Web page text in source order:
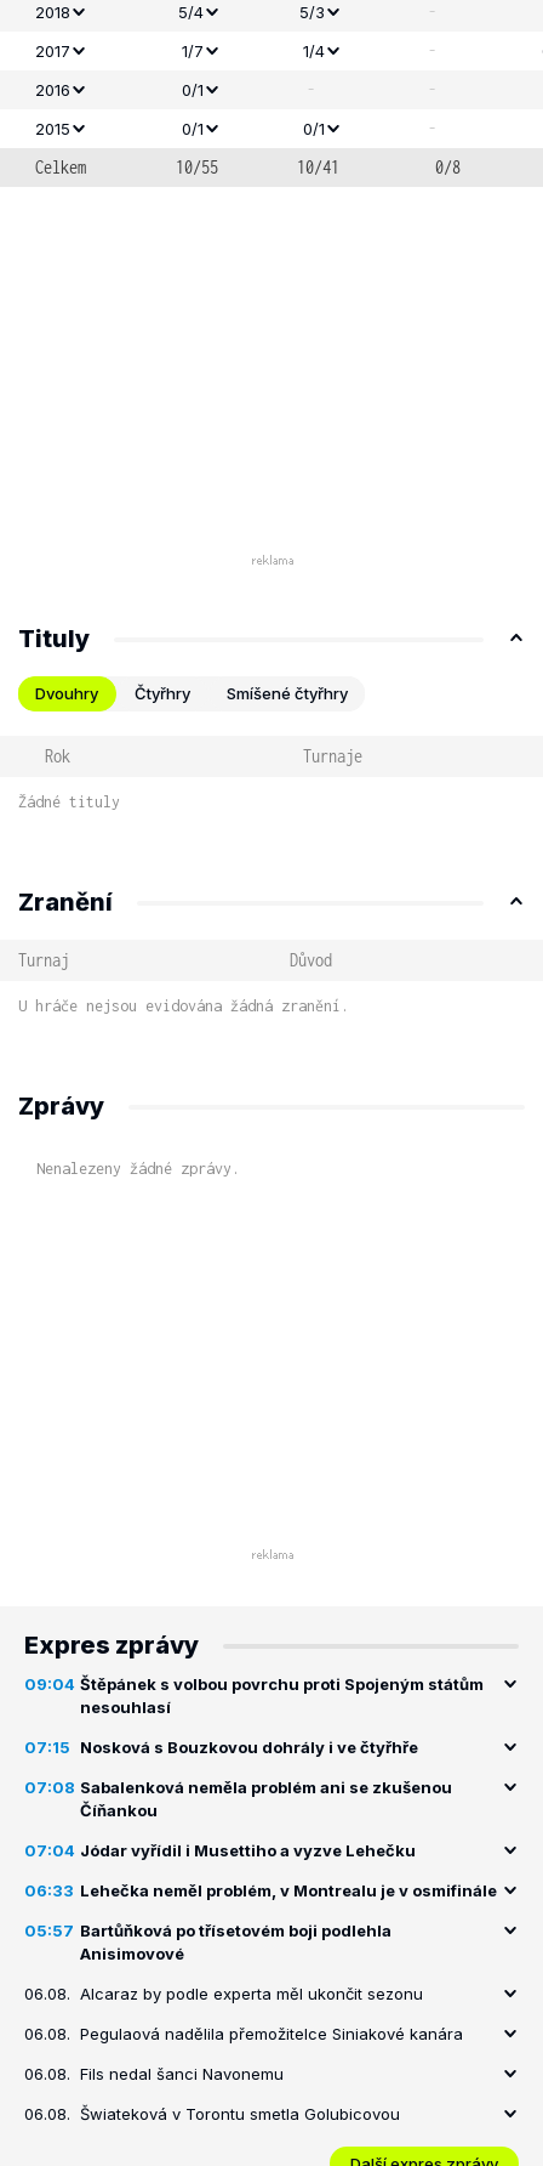
2018
5/4 5/3 -
2017 1/7 1/4 -
2016
0/1 - -
2015 0/1 0/1
-
Celkem
10/55 10/41 0/8
Tituly
Dvouhry Čtyřhry Smíšené čtyřhry
Rok Turnaje
Žádné tituly
Zranění
Turnaj Důvod
U hráče nejsou evidována žádná zranění.
Zprávy
Nenalezeny žádné zprávy.
Expres zprávy
09:04 Štěpánek s volbou povrchu proti Spojeným státům
nesouhlasí
07:15 Nosková s Bouzkovou dohrály i ve čtyřhře
07:08 Sabalenková neměla problém ani se zkušenou
Číňankou
07:04 Jódar vyřídil i Musettiho a vyzve Lehečku
06:33 Lehečka neměl problém, v Montrealu je v osmifinále
05:57 Bartůňková po třísetovém boji podlehla
Anisimovové
06.08. Alcaraz by podle experta měl ukončit sezonu
06.08. Pegulaová nadělila přemožitelce Siniakové kanára
06.08. Fils nedal šanci Navonemu
06.08. Šwiateková v Torontu smetla Golubicovou